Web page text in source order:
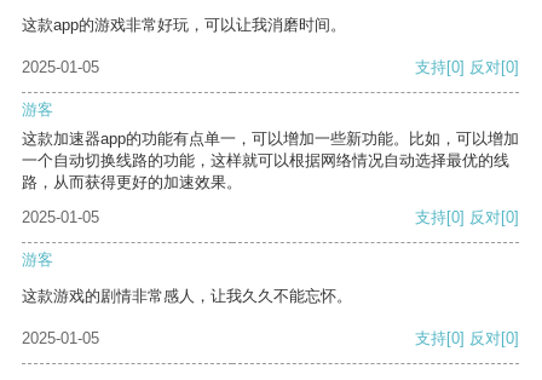
这款app的游戏非常好玩，可以让我消磨时间。
2025-01-05 支持[0] 反对[0]
游客
这款加速器app的功能有点单一，可以增加一些新功能。比如，可以增加
一个自动切换线路的功能，这样就可以根据网络情况自动选择最优的线
路，从而获得更好的加速效果。
2025-01-05
支持[0] 反对[0]
游客
这款游戏的剧情非常感人，让我久久不能忘怀。
2025-01-05 支持[0] 反对[0]